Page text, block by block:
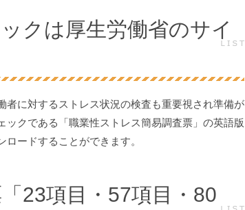
クは厚生労働省のサイ
に対するストレス状況の検査も重要視され準備が
クである「職業性ストレス簡易調査票」の英語版
ードすることができます。
23項目・57項目・80